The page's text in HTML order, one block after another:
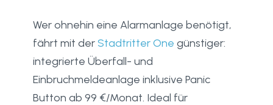
Wer ohnehin eine Alarmanlage benötigt,
fährt mit derStadtritter One günstiger:
integrierte Überfall- und
Einbruchmeldeanlage inklusive Panic
Button ab 99 €/Monat. Ideal für